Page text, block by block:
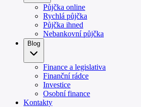
Půjčka online
Rychlá půjčka
Půjčka ihned
Nebankovní půjčka
Blog
Finance a legislativa
Finanční rádce
Investice
Osobní finance
Kontakty